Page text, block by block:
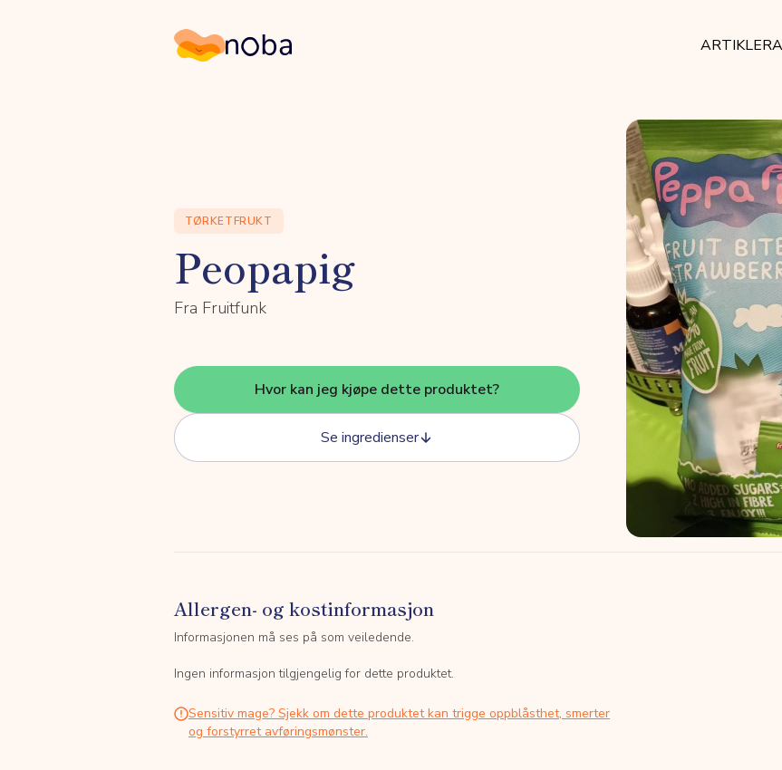
Noba ARTIKLER
TØRKETFRUKT
Peopapig
Fra Fruitfunk
Hvor kan jeg kjøpe dette produktet?
Se ingredienser
Allergen- og kostinformasjon
Informasjonen må ses på som veiledende.
Ingen informasjon tilgjengelig for dette produktet.
Sensitiv mage? Sjekk om dette produktet kan trigge oppblåsthet, smerter
og forstyrret avføringsmønster.